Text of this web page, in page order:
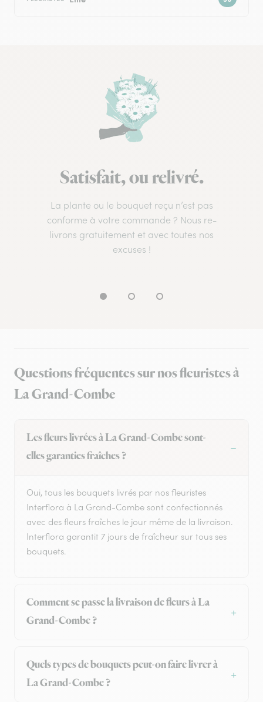
Satisfait, ou relivré.
La plante ou le bouquet reçu n’est pas
conforme à votre commande ? Nous re-
livrons gratuitement et avec toutes nos
excuses !
Questions fréquentes sur nos fleuristes à
La Grand-Combe
Les fleurs livrées à La Grand-Combe sont-
elles garanties fraîches ?
Oui, tous les bouquets livrés par nos fleuristes
Interflora à La Grand-Combe sont confectionnés
avec des fleurs fraîches le jour même de la livraison.
Interflora garantit 7 jours de fraîcheur sur tous ses
bouquets.
Comment se passe la livraison de fleurs à La
Grand-Combe ?
Quels types de bouquets peut-on faire livrer à
La Grand-Combe ?